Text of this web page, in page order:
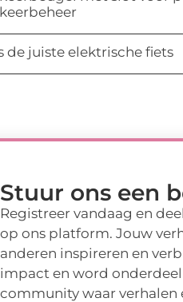
de juiste elektrische fiets
Stuur ons een
Registreer vandaag en
op ons platform. Jouw
anderen inspireren en
impact en word onderdeel
community waar verhalen